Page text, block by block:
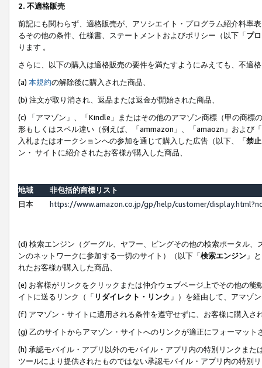
2. 不適格販売
前記にも関わらず、適格販売が、アソシエイト・プログラム紹介料率
るその他の条件、仕様書、ステートメントおよびポリシー（以下「プ
ります 。
さらに、以下の購入は適格販売の要件を満たすようにみえても、不適
(a) 本規約の解除後に購入された商品、
(b) 注文が取り消され、返品または返金が開始された商品、
(c) 「アマゾン」、「Kindle」またはその他のアマゾン商標（甲の商
形もしくはスペル違い（例えば、「ammazon」、「amaozn」および
入札またはオークションへの参加を通じて購入した広告（以下、「禁
ン・ サイトに紹介されたお客様が購入した商品、
地域
非包括的商標リスト
日本
https://www.amazon.co.jp/gp/help/customer/
(d) 検索エンジン（グーグル、ヤフー、ビングその他の検索ポータル
ンのネットワークに参加する一切のサイト）（以下「検索エンジン 」
れたお客様が購入した商品、
(e) お客様がリンクをクリックまたは仲介ウェブページ上でその他の
イトに送るリンク（「 リダイレクト・リンク 」）を経由して、アマゾ
(f) アマゾン・サイトに適用される条件を遵守せずに、お客様に購入さ
(g) 乙のサイトからアマゾン・サイトへのリンクが適正にフォーマッ
(h) 承認モバイル・アプリ以外のモバイル・アプリ内の特別リンクま
ツールにより提供されたものではない承認モバイル・アプリ内の特別